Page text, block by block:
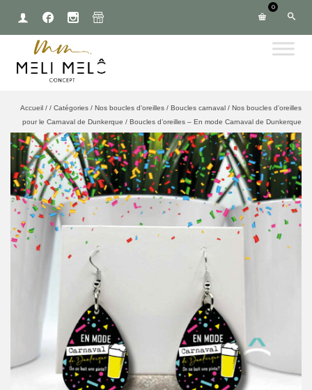
0
Accueil / / Catégories / Nos boucles d'oreilles / Boucles carnaval / Nos boucles d'oreilles
pour le Carnaval de Dunkerque / Boucles d’oreilles – En mode Carnaval de Dunkerque